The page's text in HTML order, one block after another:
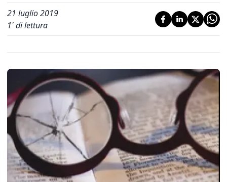
21 luglio 2019
1' di lettura